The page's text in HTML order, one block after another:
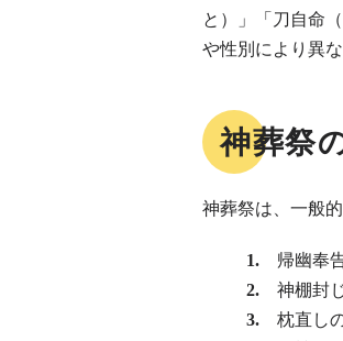
と）」「刀自命
や性別により異
神葬祭
神葬祭は、一般
帰幽奉
神棚封
枕直し